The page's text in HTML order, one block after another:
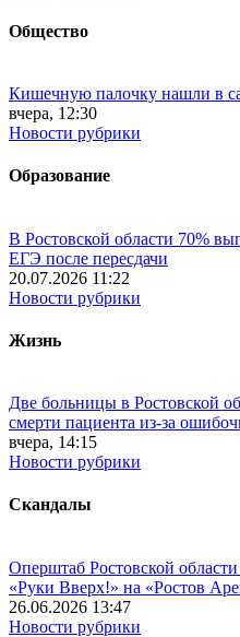
Общество
Кишечную палочку нашли в
вчера, 12:30
Новости рубрики
Образование
В Ростовской области 70%
ЕГЭ после пересдачи
20.07.2026 11:22
Новости рубрики
Жизнь
Две больницы в Ростовской
смерти пациента из-за
вчера, 14:15
Новости рубрики
Скандалы
Оперштаб Ростовской
«Руки Вверх!» на «Ростов
26.06.2026 13:47
Новости рубрики